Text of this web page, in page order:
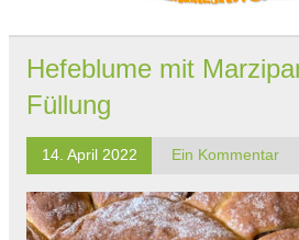
Hefeblume mit
Füllung
14. April 2022 Ein Kommentar